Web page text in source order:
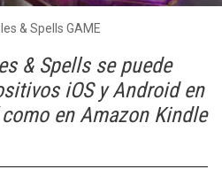
& Spells GAME
& Spells se puede
iOS y Android en
en Amazon Kindle